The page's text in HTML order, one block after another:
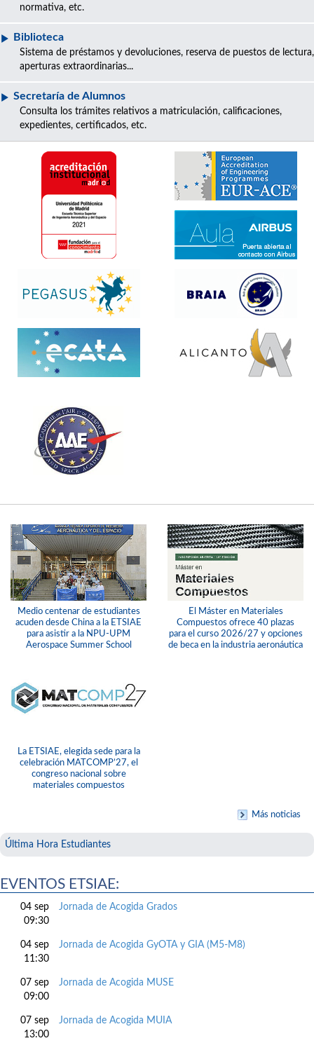
normativa, etc.
Biblioteca
Sistema de préstamos y devoluciones, reserva de puestos de lectura,
aperturas extraordinarias...
Secretaría de Alumnos
Consulta los trámites relativos a matriculación, calificaciones,
expedientes, certificados, etc.
Medio centenar de estudiantes
acuden desde China a la ETSIAE
para asistir a la NPU-UPM
Aerospace Summer School
El Máster en Materiales
Compuestos ofrece 40 plazas
para el curso 2026/27 y opciones
de beca en la industria aeronáutica
La ETSIAE, elegida sede para la
celebración MATCOMP’27, el
congreso nacional sobre
materiales compuestos
Más noticias
Última Hora Estudiantes
EVENTOS ETSIAE:
04 sep
09:30
Jornada de Acogida Grados
04 sep
11:30
Jornada de Acogida GyOTA y GIA (M5-M8)
07 sep
09:00
Jornada de Acogida MUSE
07 sep
13:00
Jornada de Acogida MUIA